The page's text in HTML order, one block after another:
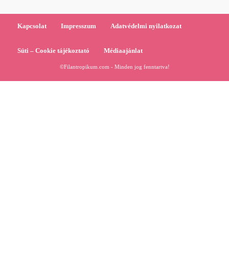
Kapcsolat Impresszum Adatvédelmi nyilatkozat
Süti – Cookie tájékoztató Médiaajánlat
©Filantropikum.com - Minden jog fenntartva!